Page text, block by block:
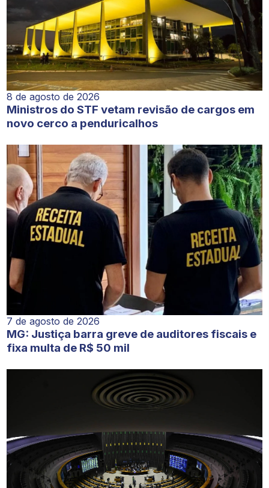
8 de agosto de 2026
Ministros do STF vetam revisão de cargos em
novo cerco a penduricalhos
7 de agosto de 2026
MG: Justiça barra greve de auditores fiscais e
fixa multa de R$ 50 mil